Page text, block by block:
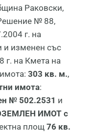
Раковски,
№ 88,
г. на
и изменен със
на Кмета на
303 кв. м.,
имота:
№ 502.2531 и
ИМОТ с
площ 76 кв.